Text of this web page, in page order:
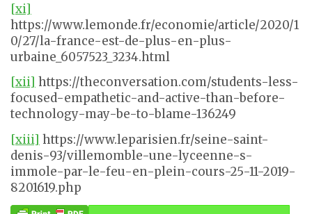
[xi]
https://www.lemonde.fr/economie/article/2020/1
0/27/la-france-est-de-plus-en-plus-
urbaine_6057523_3234.html
[xii] https://theconversation.com/students-less-
focused-empathetic-and-active-than-before-
technology-may-be-to-blame-136249
[xiii] https://www.leparisien.fr/seine-saint-
denis-93/villemomble-une-lyceenne-s-
immole-par-le-feu-en-plein-cours-25-11-2019-
8201619.php